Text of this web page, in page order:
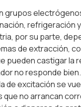
grupos
refrigeración
por su parte,
de extracción,
pueden castigar la
no responde
de excitación se
que no arrancan